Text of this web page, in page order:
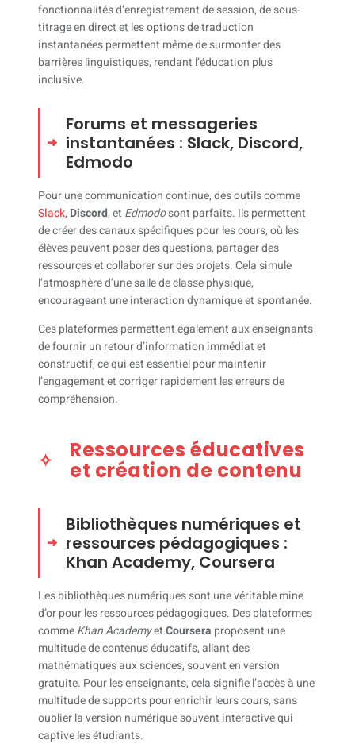
fonctionnalités d’enregistrement de session, de sous-
titrage en direct et les options de traduction
instantanées permettent même de surmonter des
barrières linguistiques, rendant l’éducation plus
inclusive.
Forums et messageries
instantanées : Slack, Discord,
Edmodo
Pour une communication continue, des outils comme
Slack, Discord, et Edmodosont parfaits. Ils permettent
de créer des canaux spécifiques pour les cours, où les
élèves peuvent poser des questions, partager des
ressources et collaborer sur des projets. Cela simule
l’atmosphère d’une salle de classe physique,
encourageant une interaction dynamique et spontanée.
Ces plateformes permettent également aux enseignants
de fournir un retour d’information immédiat et
constructif, ce qui est essentiel pour maintenir
l’engagement et corriger rapidement les erreurs de
compréhension.
Ressources éducatives
et création de contenu
Bibliothèques numériques et
ressources pédagogiques :
Khan Academy, Coursera
Les bibliothèques numériques sont une véritable mine
d’or pour les ressources pédagogiques. Des plateformes
commeKhan AcademyetCoursera proposent une
multitude de contenus éducatifs, allant des
mathématiques aux sciences, souvent en version
gratuite. Pour les enseignants, cela signifie l’accès à une
multitude de supports pour enrichir leurs cours, sans
oublier la version numérique souvent interactive qui
captive les étudiants.